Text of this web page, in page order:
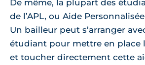
De même, la plupart des
de l’APL, ou Aide
Un bailleur peut s’arranger
étudiant pour mettre en place
et toucher directement cette